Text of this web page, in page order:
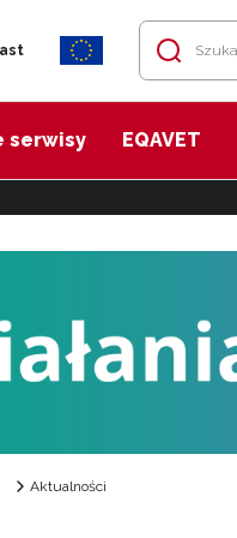
serwisy EQAVET
Aktualności